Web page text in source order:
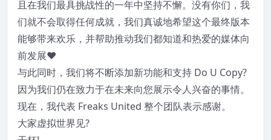
且在我们最具挑战性的一年中坚持不懈。没有你们，我
们就不会取得任何成就，我们真诚地希望这个最终版本
能够带来欢乐，并帮助推动我们都知道和热爱的媒体向
前发展❤️
与此同时，我们将不断添加新功能和支持 Do U Copy?
因为我们仍在致力于在未来向您展示令人兴奋的事情。
现在，我代表 Freaks United 整个团队表示感谢。
大家虚拟世界见?